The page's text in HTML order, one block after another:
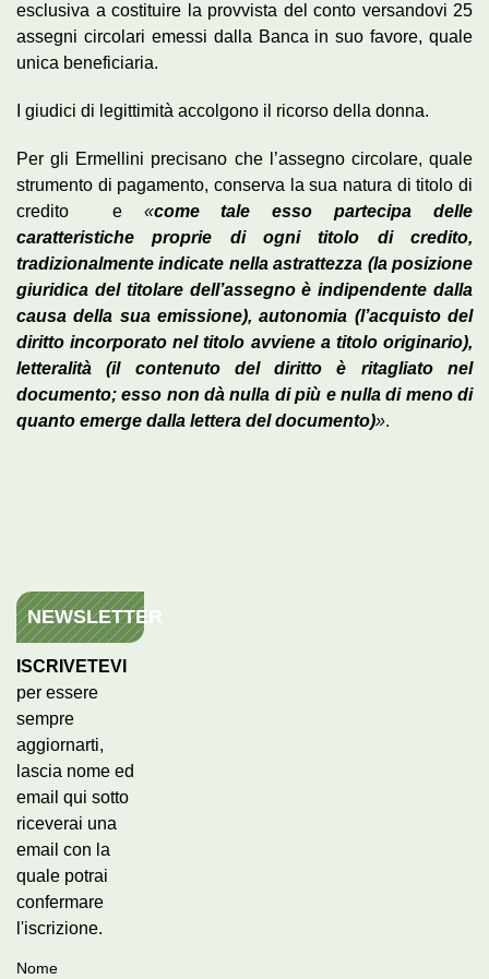
esclusiva a costituire la provvista del conto versandovi 25
assegni circolari emessi dalla Banca in suo favore, quale
unica beneficiaria.
I giudici di legittimità accolgono il ricorso della donna.
Per gli Ermellini precisano che l’assegno circolare, quale
strumento di pagamento, conserva la sua natura di titolo di
credito e «come tale esso partecipa delle
caratteristiche proprie di ogni titolo di credito,
tradizionalmente indicate nella astrattezza (la posizione
giuridica del titolare dell’assegno è indipendente dalla
causa della sua emissione), autonomia (l’acquisto del
diritto incorporato nel titolo avviene a titolo originario),
letteralità (il contenuto del diritto è ritagliato nel
documento; esso non dà nulla di più e nulla di meno di
quanto emerge dalla lettera del documento)».
NEWSLETTER
ISCRIVETEVI
per essere
sempre
aggiornarti,
lascia nome ed
email qui sotto
riceverai una
email con la
quale potrai
confermare
l'iscrizione.
Nome